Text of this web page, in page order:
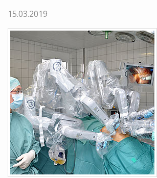
15.03.2019